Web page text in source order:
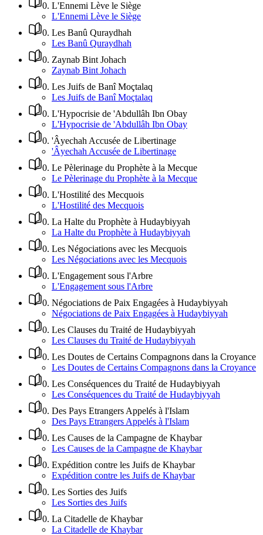
0. L'Ennemi Lève le Siège
L'Ennemi Lève le Siège
0. Les Banû Quraydhah
Les Banû Quraydhah
0. Zaynab Bint Johach
Zaynab Bint Johach
0. Les Juifs de Banî Moçtalaq
Les Juifs de Banî Moçtalaq
0. L'Hypocrisie de 'Abdullâh Ibn Obay
L'Hypocrisie de 'Abdullâh Ibn Obay
0. 'Âyechah Accusée de Libertinage
'Âyechah Accusée de Libertinage
0. Le Pèlerinage du Prophète à la Mecque
Le Pèlerinage du Prophète à la Mecque
0. L'Hostilité des Mecquois
L'Hostilité des Mecquois
0. La Halte du Prophète à Hudaybiyyah
La Halte du Prophète à Hudaybiyyah
0. Les Négociations avec les Mecquois
Les Négociations avec les Mecquois
0. L'Engagement sous l'Arbre
L'Engagement sous l'Arbre
0. Négociations de Paix Engagées à Hudaybiyyah
Négociations de Paix Engagées à Hudaybiyyah
0. Les Clauses du Traité de Hudaybiyyah
Les Clauses du Traité de Hudaybiyyah
0. Les Doutes de Certains Compagnons dans la Croyance
Les Doutes de Certains Compagnons dans la Croyance
0. Les Conséquences du Traité de Hudaybiyyah
Les Conséquences du Traité de Hudaybiyyah
0. Des Pays Etrangers Appelés à l'Islam
Des Pays Etrangers Appelés à l'Islam
0. Les Causes de la Campagne de Khaybar
Les Causes de la Campagne de Khaybar
0. Expédition contre les Juifs de Khaybar
Expédition contre les Juifs de Khaybar
0. Les Sorties des Juifs
Les Sorties des Juifs
0. La Citadelle de Khaybar
La Citadelle de Khaybar